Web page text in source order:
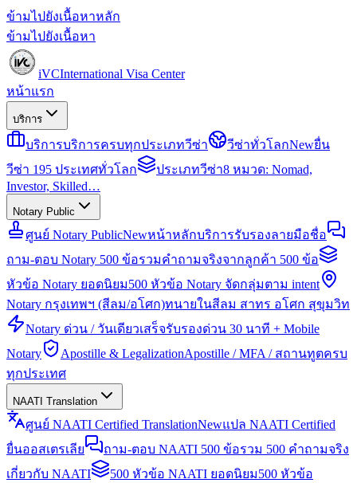
ข้ามไปยังเนื้อหาหลัก
ข้ามไปยังเนื้อหา
iVCInternational Visa Center
หน้าแรก
บริการ
บริการบริการครบทุกประเภทวีซ่า วีซ่าทั่วโลกNewยื่น
วีซ่า 195 ประเทศทั่วโลก
ประเภทวีซ่า8 หมวด: Nomad,
Investor, Skilled…
Notary Public
ศูนย์ Notary PublicNewหน้าหลักบริการรับรองลายมือชื่อ
ถาม-ตอบ Notary 500 ข้อรวมคำถามจริงจากลูกค้า 500 ข้อ
หัวข้อ Notary ยอดนิยม500 หัวข้อ Notary จัดกลุ่มตาม intent
Notary กรุงเทพฯ (สีลม/อโศก)ทนายในสีลม สาทร อโศก สุขุมวิท
Notary ด่วน / วันเดียวเสร็จรับรองด่วน 30 นาที + Mobile
Notary
Apostille & LegalizationApostille / MFA / สถานทูตครบ
ทุกประเทศ
NAATI Translation
ศูนย์ NAATI Certified TranslationNewแปล NAATI Certified
ยื่นออสเตรเลีย
ถาม-ตอบ NAATI 500 ข้อรวม 500 คำถามจริง
เกี่ยวกับ NAATI
500 หัวข้อ NAATI ยอดนิยม500 หัวข้อ